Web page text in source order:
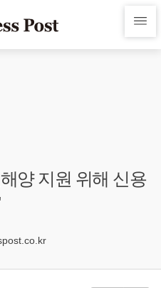
양 지원 위해 신용